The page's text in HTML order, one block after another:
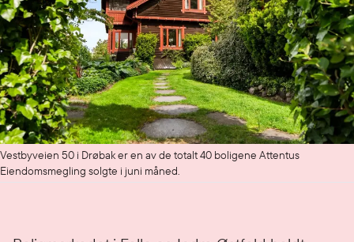
Vestbyveien 50 i Drøbak er en av de totalt 40 boligene Attentus
Eiendomsmegling solgte i juni måned.